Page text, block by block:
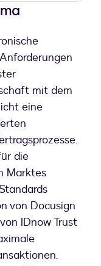
mit dem
eine
die
Marktes
von Docusign
IDnow Trust